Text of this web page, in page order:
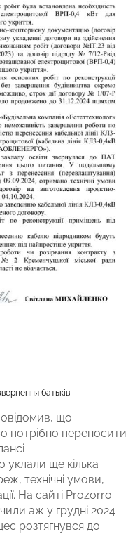
батьків
що
потрібно переносити
уклали ще кілька
технічні умови,
На сайті Prozorro
аж у грудні 2024
розтягнувся до